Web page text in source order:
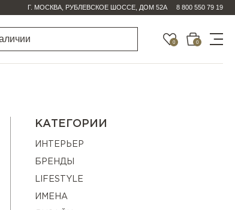
Г. МОСКВА, РУБЛЕВСКОЕ ШОССЕ, ДОМ 52А 8 800 550 79 19
0 0
КАТЕГОРИИ
ИНТЕРЬЕР
БРЕНДЫ
LIFESTYLE
ИМЕНА